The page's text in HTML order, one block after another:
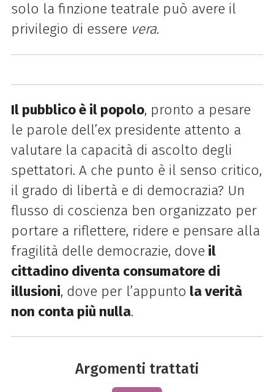
solo la finzione teatrale può avere il
privilegio di essere vera.
Il pubblico è il popolo, pronto a pesare
le parole dell’ex presidente attento a
valutare la capacità di ascolto degli
spettatori. A che punto è il senso critico,
il grado di libertà e di democrazia? Un
flusso di coscienza ben organizzato per
portare a riflettere, ridere e pensare alla
fragilità delle democrazie, dove il
cittadino diventa consumatore di
illusioni, dove per l’appunto la verità
non conta più nulla.
Argomenti trattati